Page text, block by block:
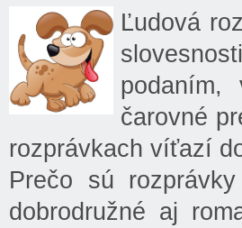
Ľudová
čarovné
rozprávkach víťazí
Prečo sú
dobrodružné aj